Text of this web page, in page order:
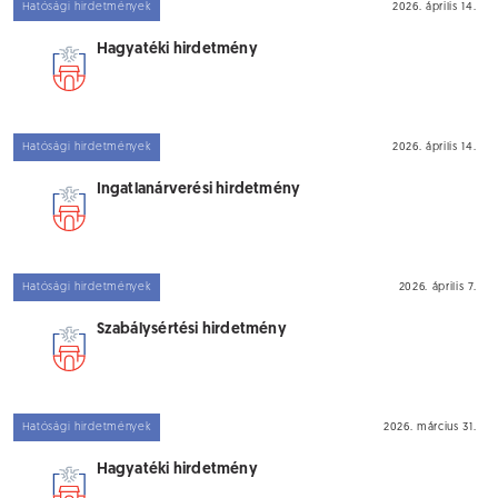
Hatósági hirdetmények 2026. április 14.
Hagyatéki hirdetmény
Hatósági hirdetmények 2026. április 14.
Ingatlanárverési hirdetmény
Hatósági hirdetmények 2026. április 7.
Szabálysértési hirdetmény
Hatósági hirdetmények 2026. március 31.
Hagyatéki hirdetmény